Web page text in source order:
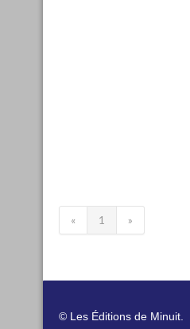
« 1 »
© Les Éditions de Minuit.